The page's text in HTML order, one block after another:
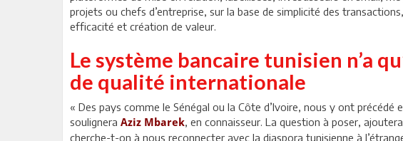
projets ou chefs d’entreprise, sur la base de simplicité des
efficacité et création de valeur.
Le système bancaire tunisien n’a
de qualité internationale
« Des pays comme le Sénégal ou la Côte d’Ivoire, nous y ont précédé
soulignera Aziz Mbarek, en connaisseur. La question à poser,
cherche-t-on à nous reconnecter avec la diaspora tunisienne à